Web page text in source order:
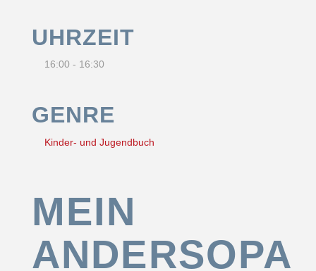
UHRZEIT
16:00 - 16:30
GENRE
Kinder- und Jugendbuch
MEIN
ANDERSOPA